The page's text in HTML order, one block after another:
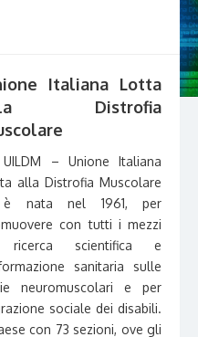
Italiana Lotta
Distrofia
– Unione Italiana
alla Distrofia Muscolare
nata nel 1961, per
con tutti i mezzi
scientifica e
sanitaria sulle
neuromuscolari e per
sociale dei disabili.
con 73 sezioni, ove gli